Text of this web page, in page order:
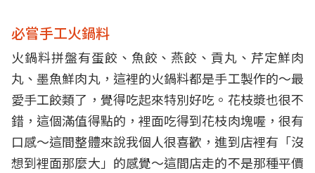
必嘗手工火鍋料
火鍋料拼盤有蛋餃、魚餃、燕餃、貢丸、芹定鮮肉
丸、墨魚鮮肉丸，這裡的火鍋料都是手工製作的～最
愛手工餃類了，覺得吃起來特別好吃。花枝漿也很不
錯，這個滿值得點的，裡面吃得到花枝肉塊喔，很有
口感～這間整體來說我個人很喜歡，進到店裡有「沒
想到裡面那麼大」的感覺～這間店走的不是那種平價